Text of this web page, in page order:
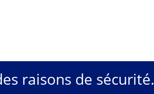
raisons de sécurité.